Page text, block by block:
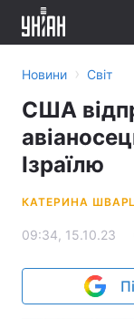
Новини › Світ
США
Ізраїлю
КАТЕРИНА
09:34, 15.10.23